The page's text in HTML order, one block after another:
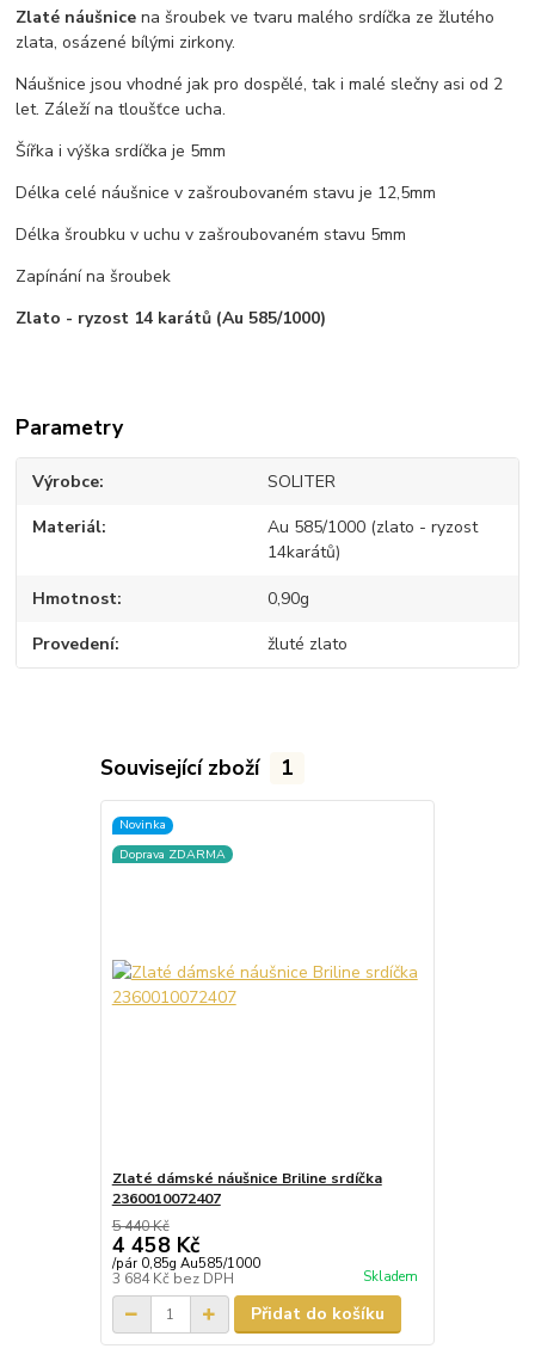
Zlaté náušnice na šroubek ve tvaru malého srdíčka ze žlutého
zlata, osázené bílými zirkony.
Náušnice jsou vhodné jak pro dospělé, tak i malé slečny asi od 2
let. Záleží na tloušťce ucha.
Šířka i výška srdíčka je 5mm
Délka celé náušnice v zašroubovaném stavu je 12,5mm
Délka šroubku v uchu v zašroubovaném stavu 5mm
Zapínání na šroubek
Zlato - ryzost 14 karátů (Au 585/1000)
Parametry
Výrobce SOLITER
Materiál
Au 585/1000 (zlato - ryzost
14karátů)
Hmotnost 0,90g
Provedení žluté zlato
Související zboží 1
Novinka
Doprava ZDARMA
Zlaté dámské náušnice Briline srdíčka
2360010072407
5 440 Kč
4 458 Kč
/pár 0,85g Au585/1000
3 684 Kč bez DPH Skladem
Přidat do košíku